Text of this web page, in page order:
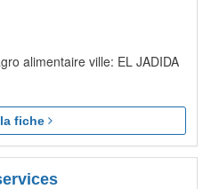
alimentaire ville: EL JADIDA
fiche